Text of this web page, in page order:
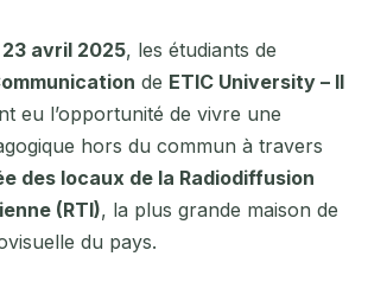
avril 2025, les étudiants de
de ETIC University – II
eu l’opportunité de vivre une
hors du commun à travers
des locaux de la Radiodiffusion
(RTI), la plus grande maison de
du pays.